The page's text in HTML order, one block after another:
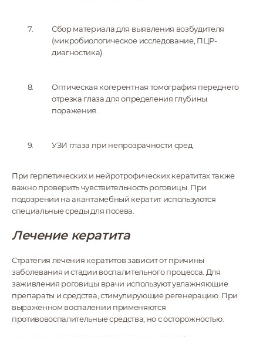
Сбор материала для выявления возбудителя
(микробиологическое исследование, ПЦР-
диагностика).
Оптическая когерентная томография переднего
отрезка глаза для определения глубины
поражения.
УЗИ глаза при непрозрачности сред.
При герпетических и нейротрофических кератитах также
важно проверить чувствительность роговицы. При
подозрении на акантамебный кератит используются
специальные среды для посева.
Лечение кератита
Стратегия лечения кератитов зависит от причины
заболевания и стадии воспалительного процесса. Для
заживления роговицы врачи используют увлажняющие
препараты и средства, стимулирующие регенерацию. При
выраженном воспалении применяются
противовоспалительные средства, но с осторожностью.